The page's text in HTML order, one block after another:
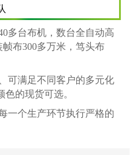
多台布机，数台全自动高
布300多万米，笃头布
可满足不同客户的多元化
的现货可选。
一个生产环节执行严格的